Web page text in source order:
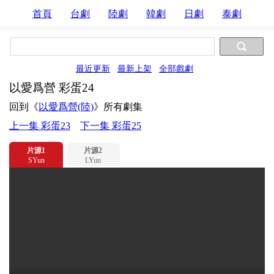
首頁 台劇 陸劇 韓劇 日劇 泰劇
最近更新 最新上架 全部戲劇
以愛爲營 彩蛋24
回到《 以愛爲營(陸)》所有劇集
上一集 彩蛋23
下一集 彩蛋25
片源1
SYun
片源2
LYun